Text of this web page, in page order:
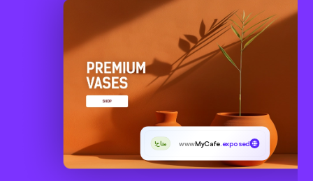
wwwMyCafe.exposed متاح!